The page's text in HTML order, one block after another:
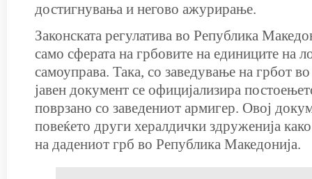
достигнувања и негово ажурирање.
Законската регулатива во Република
само сферата на грбовите на единиците на
самоуправа. Така, со заведување на грбот во
јавен документ се официјализира
поврзано со заведениот армигер. Овој
повеќето други хералдички здруженија
на дадениот грб во Република Македонија.